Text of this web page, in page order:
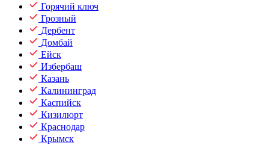
Горячий ключ
Грозный
Дербент
Домбай
Ейск
Избербаш
Казань
Калининград
Каспийск
Кизилюрт
Краснодар
Крымск